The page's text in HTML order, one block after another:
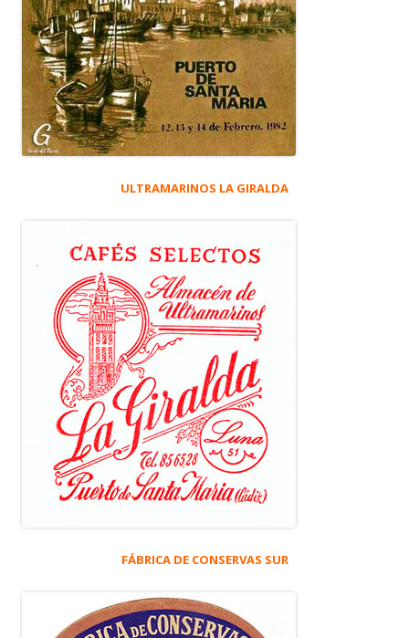
ULTRAMARINOS LA GIRALDA
FÁBRICA DE CONSERVAS SUR